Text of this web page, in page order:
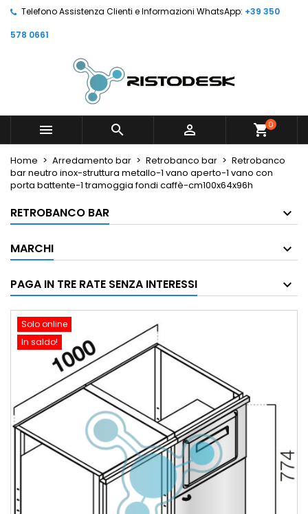
Telefono Assistenza Clienti e Informazioni WhatsApp: +39 350
578 0661
   shopping_cart0
Home Arredamento bar Retrobanco bar
Retrobanco
bar neutro inox-struttura metallo-1 vano aperto-1 vano con
porta battente-1 tramoggia fondi caffè-cm100x64x96h
RETROBANCO BAR
MARCHI
PAGA IN TRE RATE SENZA INTERESSI
Solo online
In saldo!